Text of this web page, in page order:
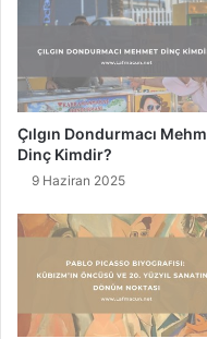
8
)
N
e
e
n
m
i
i
D
s
t
Çılgın Dondurmacı
Dinç Kimdir?
9 Haziran 2025